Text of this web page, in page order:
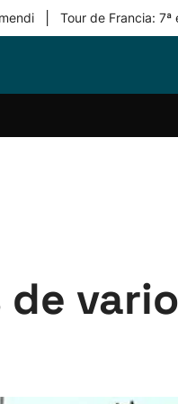
Tour de Francia: 7ª